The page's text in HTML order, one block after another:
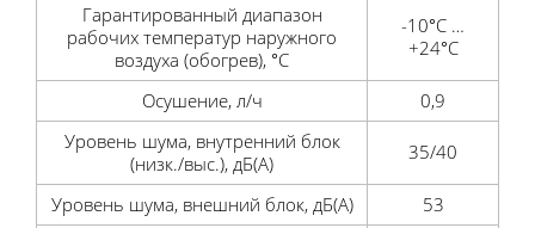
Гарантированный диапазон
рабочих температур наружного
воздуха (обогрев), °С
-10°C …
+24°C
Осушение, л/ч
0,9
Уровень шума, внутренний блок
(низк./выс.), дБ(А)
35/40
Уровень шума, внешний блок, дБ(А)
53